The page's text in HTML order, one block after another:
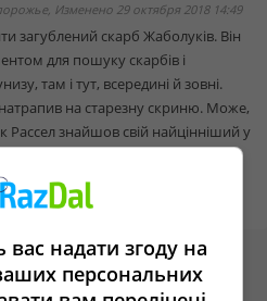
Изменено 29 октября 2018 14:49
загублений скарб Жаболуків. Він
для пошуку скарбів і
там і тут, всередині й зовні.
натрапив на старезну скриню. Може,
Рассел знайшов свій найцінніший у
вас надати згоду на
персональних